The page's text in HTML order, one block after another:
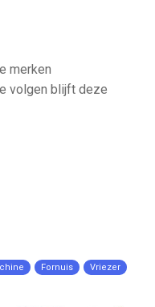
merken
volgen blijft deze
Fornuis Vriezer